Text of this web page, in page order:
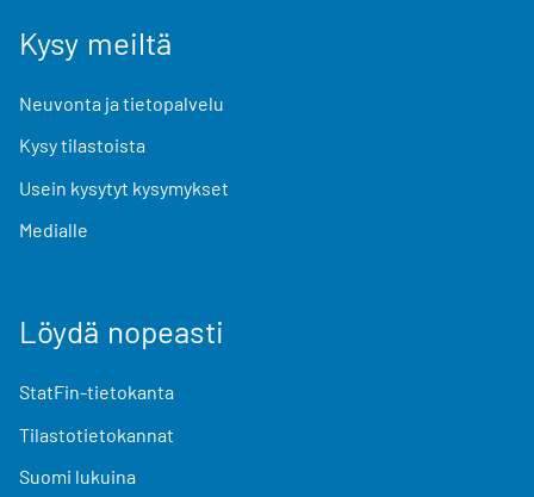
Kysy meiltä
Neuvonta ja tietopalvelu
Kysy tilastoista
Usein kysytyt kysymykset
Medialle
Löydä nopeasti
StatFin-tietokanta
Tilastotietokannat
Suomi lukuina